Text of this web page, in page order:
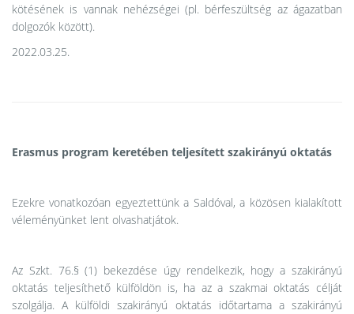
kötésének is vannak nehézségei (pl. bérfeszültség az ágazatban
dolgozók között).
2022.03.25.
Erasmus program keretében teljesített szakirányú oktatás
Ezekre vonatkozóan egyeztettünk a Saldóval, a közösen kialakított
véleményünket lent olvashatjátok.
Az Szkt. 76.§ (1) bekezdése úgy rendelkezik, hogy a szakirányú
oktatás teljesíthető külföldön is, ha az a szakmai oktatás célját
szolgálja. A külföldi szakirányú oktatás időtartama a szakirányú